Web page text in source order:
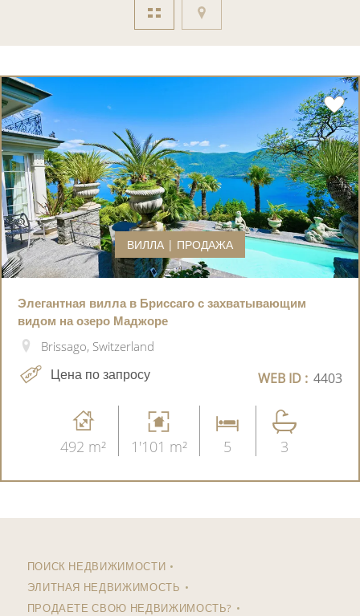
ВИЛЛА | ПРОДАЖА
Элегантная вилла в Бриссаго с захватывающим
видом на озеро Маджоре
Brissago, Switzerland
Цена по запросу WEB ID : 4403
492 m² 1'101 m² 5 3
ПОИСК НЕДВИЖИМОСТИ
ЭЛИТНАЯ НЕДВИЖИМОСТЬ
ПРОДАЕТЕ СВОЮ НЕДВИЖИМОСТЬ?